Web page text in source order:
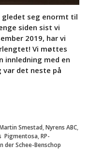
i Hurdal Syn
11 @ 17:00-
13 @ 14:00
på
september 2028 @
-1. oktober 2028
gledet seg enormt til
siden sist vi
2019, har vi
Vi møttes
innledning med en
det neste på
Smestad,Nyrens ABC,
Pigmentosa,RP-
der Schee-Benschop